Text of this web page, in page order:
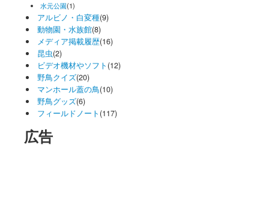
水元公園(1)
アルビノ・白変種(9)
動物園・水族館(8)
メディア掲載履歴(16)
昆虫(2)
ビデオ機材やソフト (12)
野鳥クイズ(20)
マンホール蓋の鳥(10)
野鳥グッズ(6)
フィールドノート (117)
広告